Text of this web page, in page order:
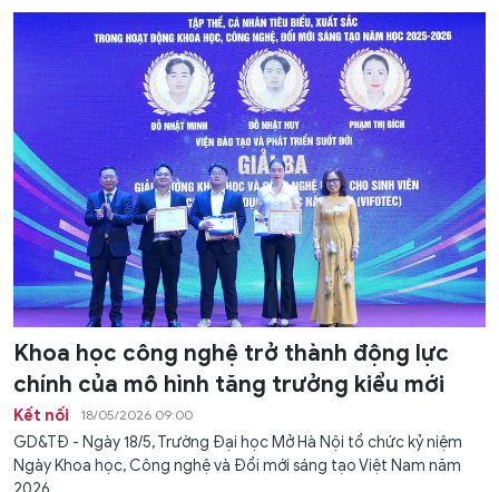
Khoa học công nghệ trở thành động lực
chính của mô hình tăng trưởng kiểu mới
Kết nối 18/05/2026 09:00
GD&TĐ - Ngày 18/5, Trường Đại học Mở Hà Nội tổ chức kỷ niệm
Ngày Khoa học, Công nghệ và Đổi mới sáng tạo Việt Nam năm